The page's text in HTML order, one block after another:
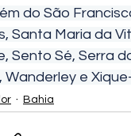
do São
Santa Maria da
Sento Sé, Serra
Wanderley e
Bahia